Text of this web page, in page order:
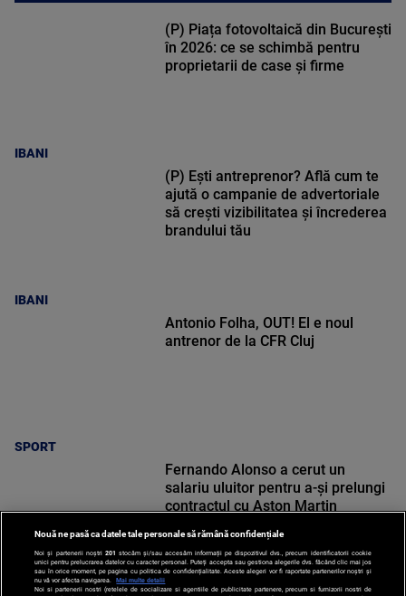
IBANI
(P) Piața fotovoltaică din București
în 2026: ce se schimbă pentru
proprietarii de case și firme
IBANI
(P) Ești antreprenor? Află cum te
ajută o campanie de advertoriale
să crești vizibilitatea și încrederea
brandului tău
SPORT
Antonio Folha, OUT! El e noul
antrenor de la CFR Cluj
SPORT
Fernando Alonso a cerut un
salariu uluitor pentru a-și prelungi
contractul cu Aston Martin
Nouă ne pasă ca datele tale personale să rămână confidențiale
Noi și partenerii noștri 201 stocăm și/sau accesăm informații pe dispozitivul dvs., precum identificatorii cookie
unici pentru prelucrarea datelor cu caracter personal. Puteți accepta sau gestiona alegerile dvs. făcând clic mai jos
sau în orice moment, pe pagina cu politica de confidențialitate. Aceste alegeri vor fi raportate partenerilor noștri și
nu vă vor afecta navigarea.
Mai multe detalii
Noi si partenerii nostri (retelele de socializare si agentiile de publicitate partenere, precum si furnizorii nostri de